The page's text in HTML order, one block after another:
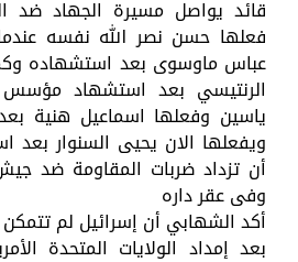
قائد يواصل مسيرة الجهاد ضد
فعلها حسن نصر الله نفسه
عباس ماوسوى بعد استشهاده
الرنتيسي بعد استشهاد
ياسين وفعلها اسماعيل هنية
ويفعلها الان يحيى السنوار بعد
أن تزداد ضربات المقاومة ضد جيش
وفى عقر داره
أكد الشهابي أن إسرائيل لم تتمكن
بعد إمداد الولايات المتحدة